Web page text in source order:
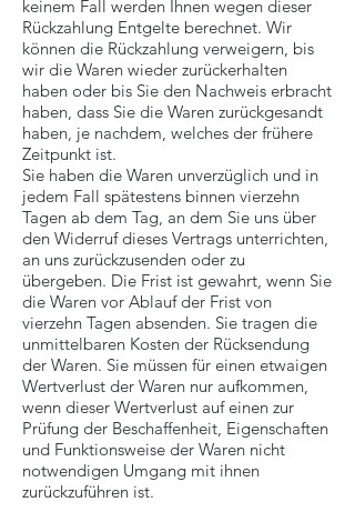
keinem Fall werden Ihnen wegen dieser
Rückzahlung Entgelte berechnet. Wir
können die Rückzahlung verweigern, bis
wir die Waren wieder zurückerhalten
haben oder bis Sie den Nachweis erbracht
haben, dass Sie die Waren zurückgesandt
haben, je nachdem, welches der frühere
Zeitpunkt ist.
Sie haben die Waren unverzüglich und in
jedem Fall spätestens binnen vierzehn
Tagen ab dem Tag, an dem Sie uns über
den Widerruf dieses Vertrags unterrichten,
an uns zurückzusenden oder zu
übergeben. Die Frist ist gewahrt, wenn Sie
die Waren vor Ablauf der Frist von
vierzehn Tagen absenden. Sie tragen die
unmittelbaren Kosten der Rücksendung
der Waren. Sie müssen für einen etwaigen
Wertverlust der Waren nur aufkommen,
wenn dieser Wertverlust auf einen zur
Prüfung der Beschaffenheit, Eigenschaften
und Funktionsweise der Waren nicht
notwendigen Umgang mit ihnen
zurückzuführen ist.